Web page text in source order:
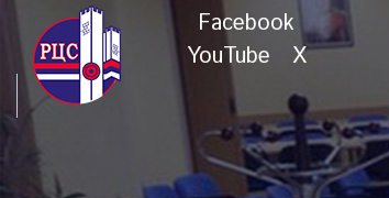
Facebook
YouTube
X